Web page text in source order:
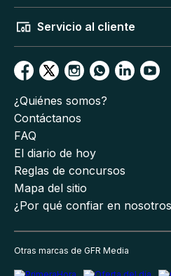
Servicio al cliente
¿Quiénes somos?
Contáctanos
FAQ
El diario de hoy
Reglas de concursos
Mapa del sitio
¿Por qué confiar en
Otras marcas de GFR Media